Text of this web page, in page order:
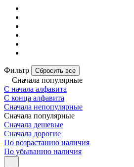
Фильтр Сбросить все
Сначала популярные
С начала алфавита
С конца алфавита
Сначала непопулярные
Сначала популярные
Сначала дешевые
Сначала дорогие
По возрастанию наличия
По убыванию наличия